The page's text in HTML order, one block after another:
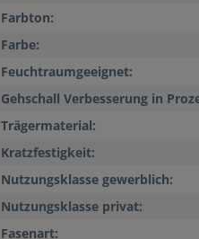
Farbton:
Farbe:
Feuchtraumgeeignet:
Gehschall Verbesserung in
Trägermaterial:
Kratzfestigkeit:
Nutzungsklasse gewerblich:
Nutzungsklasse privat:
Fasenart: